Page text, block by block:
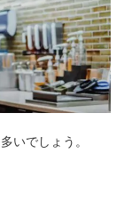
いでしょう。